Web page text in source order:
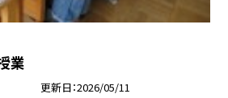
業
更新日 2026/05/11